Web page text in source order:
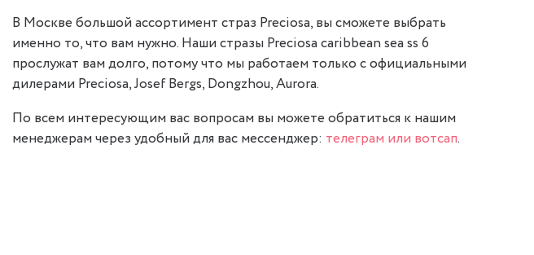
В Москве большой ассортимент страз Preciosa, вы сможете выбрать
именно то, что вам нужно. Наши стразы Preciosa caribbean sea ss 6
прослужат вам долго, потому что мы работаем только с официальными
дилерами Preciosa, Josef Bergs, Dongzhou, Aurora.
По всем интересующим вас вопросам вы можете обратиться к нашим
менеджерам через удобный для вас мессенджер: телеграм или вотсап.